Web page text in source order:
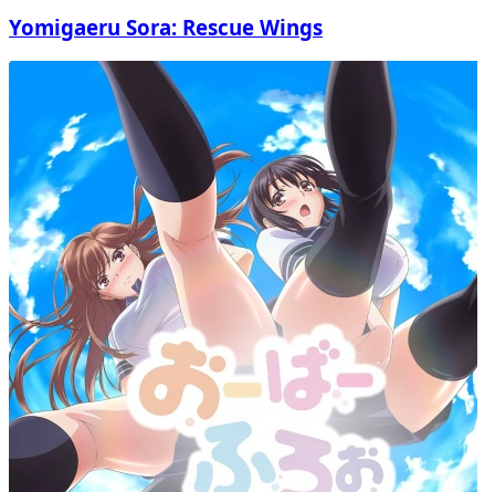
Yomigaeru Sora: Rescue Wings